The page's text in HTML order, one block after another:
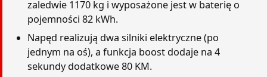
zaledwie 1170 kg i wyposażone jest w baterię o
pojemności 82 kWh.
Napęd realizują dwa silniki elektryczne (po
jednym na oś), a funkcja boost dodaje na 4
sekundy dodatkowe 80 KM.